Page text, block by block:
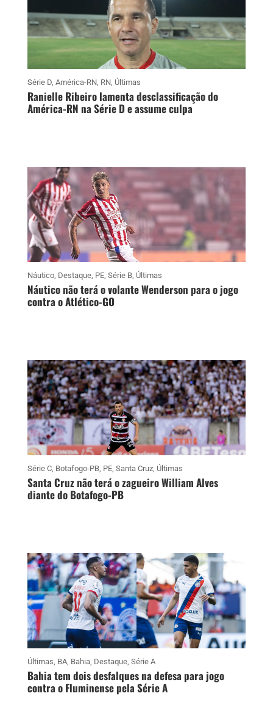
Série D, América-RN, RN, Últimas
Ranielle Ribeiro lamenta desclassificação do
América-RN na Série D e assume culpa
Náutico, Destaque, PE, Série B, Últimas
Náutico não terá o volante Wenderson para o jogo
contra o Atlético-GO
Série C, Botafogo-PB, PE, Santa Cruz, Últimas
Santa Cruz não terá o zagueiro William Alves
diante do Botafogo-PB
Últimas BA, Bahia Destaque, Série A
Bahia tem dois desfalques na defesa para jogo
contra o Fluminense pela Série A